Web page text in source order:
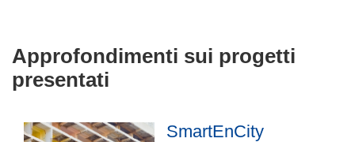
Approfondimenti sui progetti
presentati
SmartEnCity